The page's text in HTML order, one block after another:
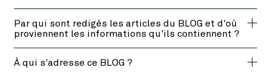
Par qui sont redigés les articles du BLOG et d'où
proviennent les informations qu'ils contiennent ?
À qui s'adresse ce BLOG ?